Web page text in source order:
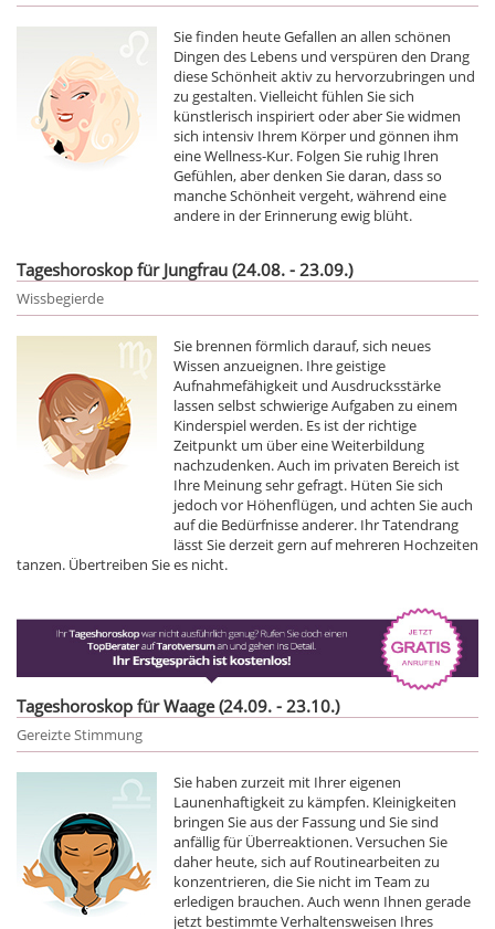
Sie finden heute Gefallen an allen schönen
Dingen des Lebens und verspüren den Drang
diese Schönheit aktiv zu hervorzubringen und
zu gestalten. Vielleicht fühlen Sie sich
künstlerisch inspiriert oder aber Sie widmen
sich intensiv Ihrem Körper und gönnen ihm
eine Wellness-Kur. Folgen Sie ruhig Ihren
Gefühlen, aber denken Sie daran, dass so
manche Schönheit vergeht, während eine
andere in der Erinnerung ewig blüht.
Tageshoroskop für Jungfrau (24.08. - 23.09.)
Wissbegierde
Sie brennen förmlich darauf, sich neues
Wissen anzueignen. Ihre geistige
Aufnahmefähigkeit und Ausdrucksstärke
lassen selbst schwierige Aufgaben zu einem
Kinderspiel werden. Es ist der richtige
Zeitpunkt um über eine Weiterbildung
nachzudenken. Auch im privaten Bereich ist
Ihre Meinung sehr gefragt. Hüten Sie sich
jedoch vor Höhenflügen, und achten Sie auch
auf die Bedürfnisse anderer. Ihr Tatendrang
lässt Sie derzeit gern auf mehreren Hochzeiten
tanzen. Übertreiben Sie es nicht.
Tageshoroskop für Waage (24.09. - 23.10.)
Gereizte Stimmung
Sie haben zurzeit mit Ihrer eigenen
Launenhaftigkeit zu kämpfen. Kleinigkeiten
bringen Sie aus der Fassung und Sie sind
anfällig für Überreaktionen. Versuchen Sie
daher heute, sich auf Routinearbeiten zu
konzentrieren, die Sie nicht im Team zu
erledigen brauchen. Auch wenn Ihnen gerade
jetzt bestimmte Verhaltensweisen Ihres